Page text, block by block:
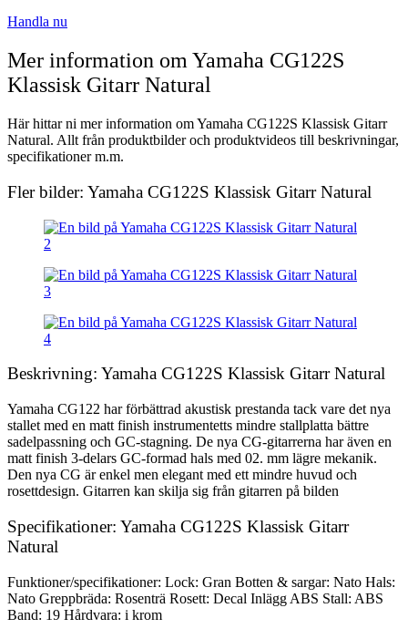
Handla nu
Mer information om Yamaha CG122S
Klassisk Gitarr Natural
Här hittar ni mer information om Yamaha CG122S Klassisk Gitarr
Natural. Allt från produktbilder och produktvideos till beskrivningar,
specifikationer m.m.
Fler bilder: Yamaha CG122S Klassisk Gitarr Natural
Beskrivning: Yamaha CG122S Klassisk Gitarr Natural
Yamaha CG122 har förbättrad akustisk prestanda tack vare det nya
stallet med en matt finish instrumentetts mindre stallplatta bättre
sadelpassning och GC-stagning. De nya CG-gitarrerna har även en
matt finish 3-delars GC-formad hals med 02. mm lägre mekanik.
Den nya CG är enkel men elegant med ett mindre huvud och
rosettdesign. Gitarren kan skilja sig från gitarren på bilden
Specifikationer: Yamaha CG122S Klassisk Gitarr
Natural
Funktioner/specifikationer: Lock: Gran Botten & sargar: Nato Hals:
Nato Greppbräda: Rosenträ Rosett: Decal Inlägg ABS Stall: ABS
Band: 19 Hårdvara: i krom